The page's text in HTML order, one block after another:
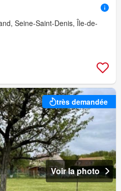
Seine-Saint-Denis, Île-de-
très demandée
Voir la photo